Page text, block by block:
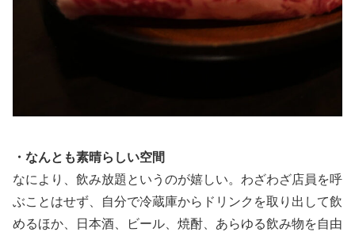
・なんとも素晴らしい空間
なにより、飲み放題というのが嬉しい。わざわざ店員を呼
ぶことはせず、自分で冷蔵庫からドリンクを取り出して飲
めるほか、日本酒、ビール、焼酎、あらゆる飲み物を自由